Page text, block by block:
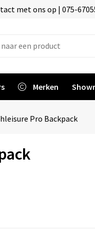
met ons op | 075-
Merken
Pro Backpack